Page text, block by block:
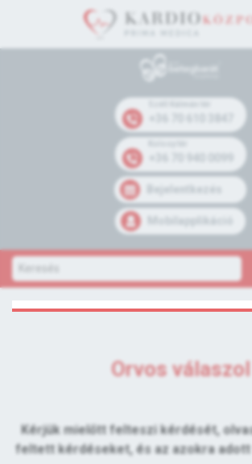
Bejelentkezés
Mobilapplikáció
Orvos válaszol
Kérjük mielőtt felteszi kérdését,
feltett kérdéseket, és az azokra